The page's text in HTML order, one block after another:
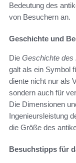
Bedeutung des
von Besuchern an.
Geschichte und
Die Geschichte des
galt als ein Symbol
diente nicht nur als
sondern auch für
Die Dimensionen
Ingenieursleistung
die Größe des
Besuchstipps für